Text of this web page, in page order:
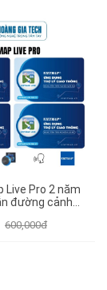
Live Pro 2 năm
đường cảnh
hình
600,000đ